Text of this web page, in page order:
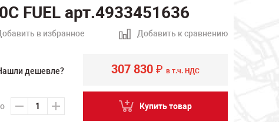
FUEL арт.4933451636
в избранное Добавить к сравнению
дешевле? 307 830 ₽ в т.ч. НДС
Купить товар